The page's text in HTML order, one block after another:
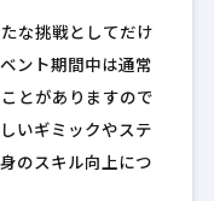
な挑戦としてだけ
ント期間中は通常
とがありますので
いギミックやステ
のスキル向上につ